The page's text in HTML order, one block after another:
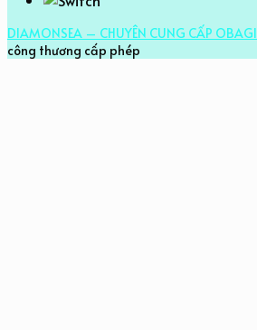
DIAMONSEA – CHUYÊN CUNG CẤP OBAGI
công thương cấp phép